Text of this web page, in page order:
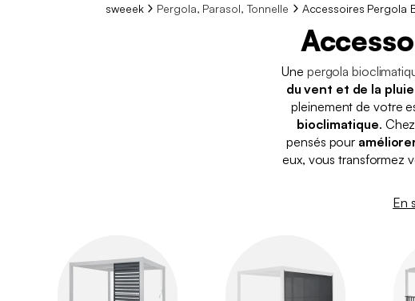
sweeek Pergola, Parasol, Tonnelle Accessoires Pergola
Une pergola
du vent et de la
pleinement de votre
bioclimatique.
pensés pour
eux, vous transformez
En